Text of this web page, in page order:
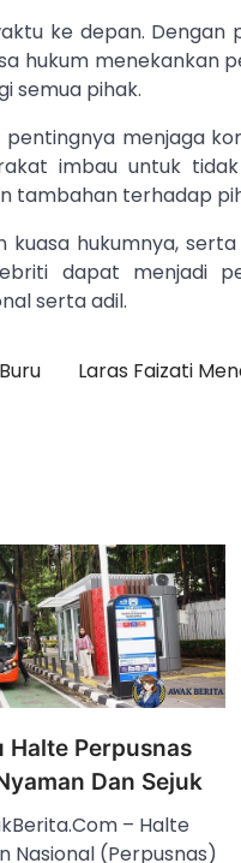
ke depan. Dengan
hukum
semua pihak.
menjaga
imbau untuk
tambahan terhadap
hukumnya,
dapat menjadi
serta adil.
Laras Faizati
Halte Perpusnas
Dan Sejuk
– Halte
Nasional (Perpusnas)